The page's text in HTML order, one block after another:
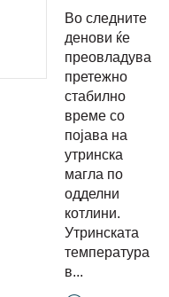
оваа
работна
недела
Во следните
денови ќе
преовладува
претежно
стабилно
време со
појава на
утринска
магла по
одделни
котлини.
Утринската
температура
в...